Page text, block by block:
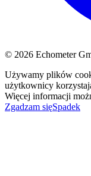
© 2026 Echometer
Używamy plików
użytkownicy
Więcej informacji
Zgadzam sięSpadek